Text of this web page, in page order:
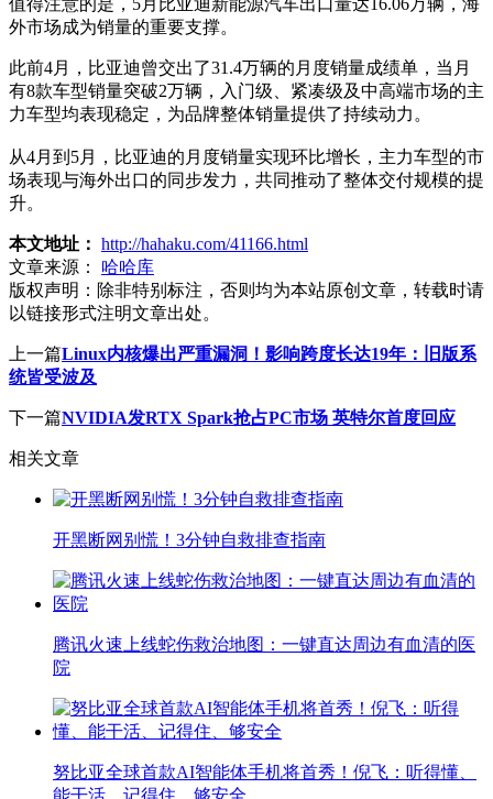
外市场成为销量的重要支撑。
此前4月，比亚迪曾交出了31.4万辆的月度销量成绩单，当月
有8款车型销量突破2万辆，入门级、紧凑级及中高端市场的主
力车型均表现稳定，为品牌整体销量提供了持续动力。
从4月到5月，比亚迪的月度销量实现环比增长，主力车型的市
场表现与海外出口的同步发力，共同推动了整体交付规模的提
升。
本文地址： http://hahaku.com/41166.html
文章来源：
哈哈库
版权声明： 除非特别标注，否则均为本站原创文章，转载时请
以链接形式注明文章出处。
上一篇Linux内核爆出严重漏洞！影响跨度长达19年：旧版系
统皆受波及
下一篇NVIDIA发RTX Spark抢占PC市场 英特尔首度回应
相关文章
开黑断网别慌！3分钟自救排查指南
腾讯火速上线蛇伤救治地图：一键直达周边有血清的医
院
努比亚全球首款AI智能体手机将首秀！倪飞：听得懂、
能干活、记得住、够安全